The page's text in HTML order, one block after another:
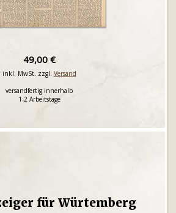
49,00 €
inkl. MwSt. zzgl. Versand
versandfertig innerhalb
1-2 Arbeitstage
für Würtemberg